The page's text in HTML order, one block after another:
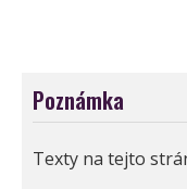
Poznámka
Texty na tejto